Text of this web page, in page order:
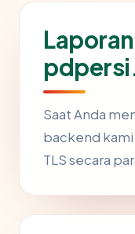
Saat Anda
backend kami
TLS secara